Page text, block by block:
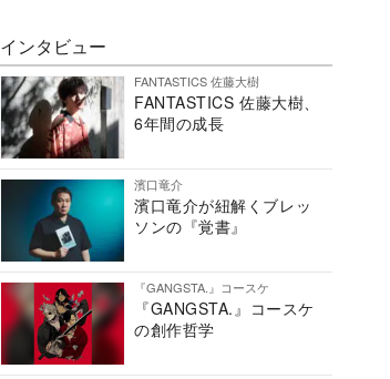
インタビュー
FANTASTICS 佐藤大樹
FANTASTICS 佐藤大樹、
6年間の成長
濱口竜介
濱口竜介が紐解くブレッ
ソンの『覚書』
『GANGSTA.』コースケ
『GANGSTA.』コースケ
の創作哲学